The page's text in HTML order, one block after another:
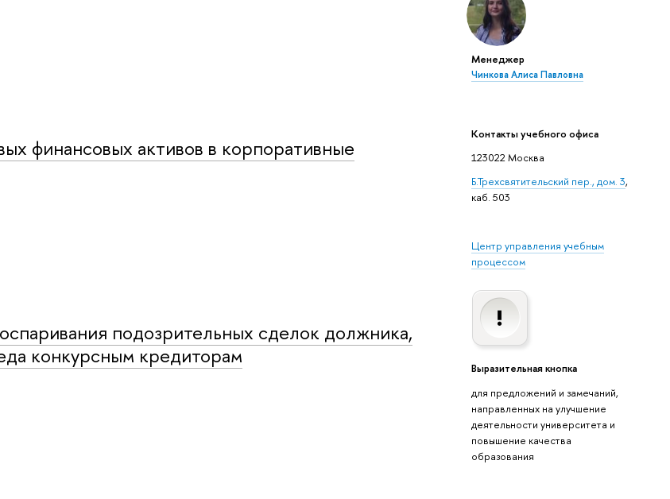
Менеджер
Чинкова Алиса Павловна
Контакты учебного офиса
123022 Москва
Б.Трехсвятительский пер., дом. 3,
каб. 503
Центр управления учебным
процессом
Выразительная кнопка
для предложений и замечаний,
направленных на улучшение
деятельности университета и
повышение качества
образования
финансовых активов в корпоративные
подозрительных сделок должника,
конкурсным кредиторам